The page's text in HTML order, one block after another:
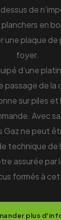
de
en
une plaque
foyer.
d’une
passage de la
sur piles
Avec
Gaz ne peut
technique de
assurée par
formés à
plus